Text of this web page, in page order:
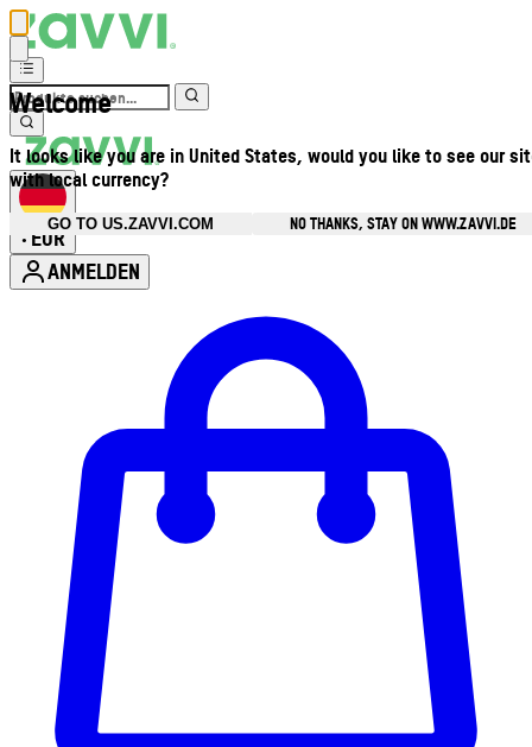
Welcome
It looks like you are in United States, would you like to see our
with local currency?
GO TO US.ZAVVI.COM
NO THANKS, STAY ON WWW.ZAVVI.DE
• EUR
ANMELDEN